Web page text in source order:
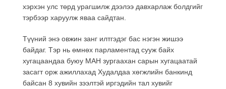
хэрхэн улс төрд урагшилж дээлээ давхарлаж болдгийг
тэрбээр харуулж яваа сайдтан.
Түүний энэ овжин занг илтгэдэг бас нэгэн жишээ
байдаг. Тэр нь өмнөх парламентад сууж байх
хугацаандаа буюу МАН зургаахан сарын хугацаатай
засагт орж ажиллахад Худалдаа хөгжлийн банкинд
байсан 8 хувийн зээлтэй иргэдийн тал хувийг